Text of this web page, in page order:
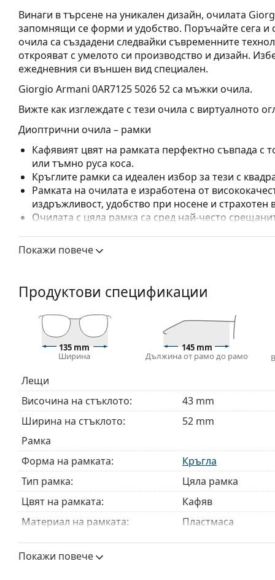
Винаги в търсене на уникален дизайн, очилата
запомнящи се форми и удобство. Поръчайте сега и
очила са създадени следвайки съвременните
открояват с умелото си производство и дизайн.
ежедневния си външен вид специален.
Giorgio Armani 0AR7125 5026 52са мъжки очила.
Вижте как изглеждате с тези очила с виртуалното
Диоптрични очила – рамки
Кафявият цвят на рамката перфектно съвпада с
или тъмно руса коса.
Кръглите рамки са идеален избор за тези с
Рамката на очилата е изработена от
издръжливост, удобство при носене и страхотен
Очилата с цяла рамка са сред най-често
рамката напълно обгръща лещата и така
Аксесоари
Доставяме диоптричните очила в оригиналния
или торбичката и дизайнът могат да варират.
Кърпичката за почистване, доставяна с
модели могат да бъдат доставяни с торбичка от
, за да
ръководство за очила
Това е медицинско устройство. Прочетете
Покажи повече
Продуктови спецификации
135 mm
Ширина
145 mm
Дължина от рамо до рамо
Лещи
Височина на стъклото:
43 mm
Ширина на стъклото:
52 mm
Рамка
Форма на рамката:
Кръгла
Тип рамка:
Цяла рамка
Цвят на рамката:
Кафяв
Материал на рамката:
Пластмаса
Размер:
M
Ширина:
Покажи повече